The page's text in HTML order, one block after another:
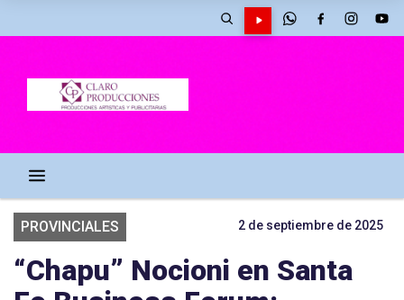
PROVINCIALES 2 de septiembre de 2025
“Chapu” Nocioni en Santa